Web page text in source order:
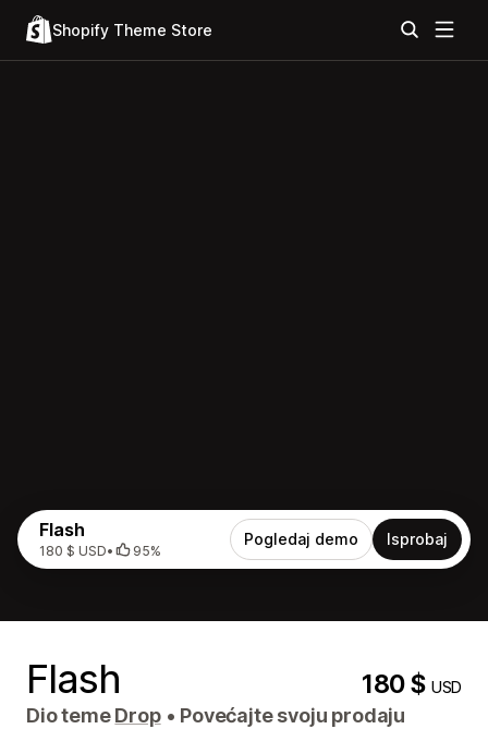
Shopify Theme Store
Flash
180 $ USD• 95%
Pogledaj demo Isprobaj
Flash 180 $USD
Dio temeDrop • Povećajte svoju prodaju